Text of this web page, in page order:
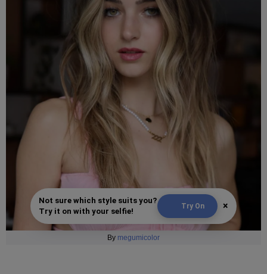
Not sure which style suits you?
Try it on with your selfie!
Try On ×
By megumicolor